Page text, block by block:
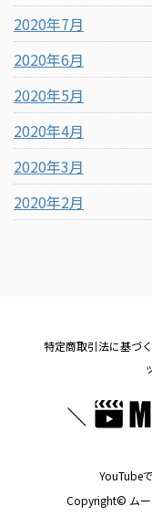
2020年7月
2020年6月
2020年5月
2020年4月
2020年3月
2020年2月
特定商取引法に基づ
YouTube
Copyright© ムー